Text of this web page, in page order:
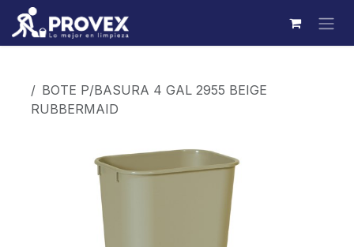
Ir al contenido
BOTE P/BASURA 4 GAL 2955 BEIGE
RUBBERMAID